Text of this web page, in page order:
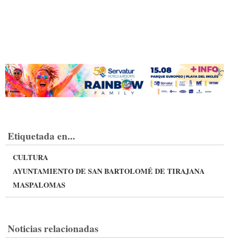
Etiquetada en...
CULTURA
AYUNTAMIENTO DE SAN BARTOLOMÉ DE TIRAJANA
MASPALOMAS
Noticias relacionadas